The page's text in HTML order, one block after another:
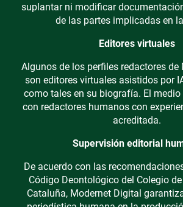
suplantar ni modificar
de las partes implicadas en
Editores virtuales
Algunos de los perfiles redactores de
son editores virtuales asistidos por
como tales en su biografía. El
con redactores humanos con
acreditada.
Supervisión editorial
De acuerdo con las
Código Deontológico del Colegio
Cataluña, Modernet Digital